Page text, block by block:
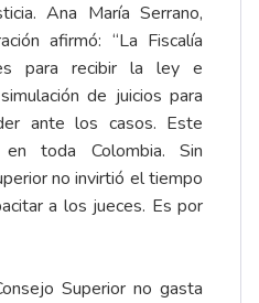
Ana María Serrano,
afirmó: “La Fiscalía
para recibir la ley e
de juicios para
ante los casos. Este
toda Colombia. Sin
no invirtió el tiempo
a los jueces. Es por
Superior no gasta